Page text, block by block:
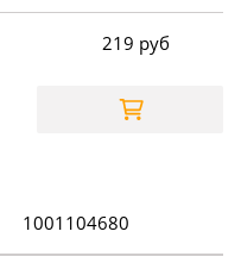
219 руб
1001104680